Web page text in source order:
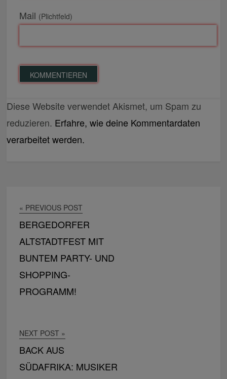
Mail (Plichtfeld)
Diese Website verwendet Akismet, um Spam zu
reduzieren. Erfahre, wie deine Kommentardaten
verarbeitet werden.
« PREVIOUS POST
BERGEDORFER
ALTSTADTFEST MIT
BUNTEM PARTY- UND
SHOPPING-
PROGRAMM!
NEXT POST »
BACK AUS
SÜDAFRIKA: MUSIKER